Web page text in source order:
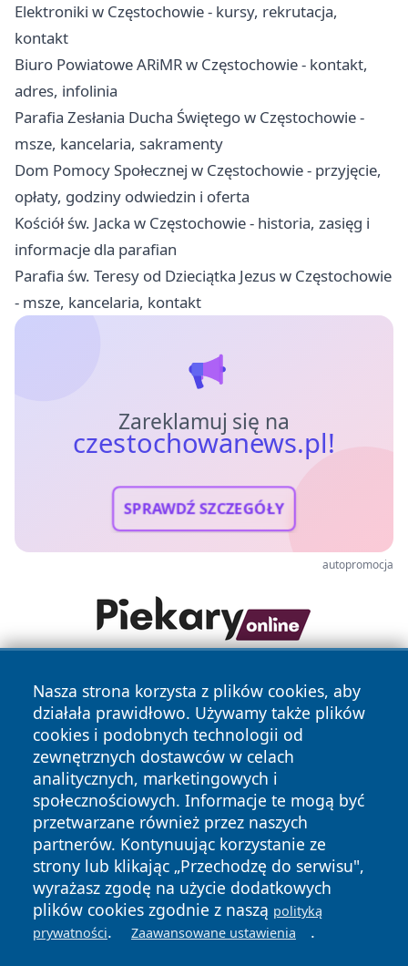
Elektroniki w Częstochowie - kursy, rekrutacja,
kontakt
Biuro Powiatowe ARiMR w Częstochowie - kontakt,
adres, infolinia
Parafia Zesłania Ducha Świętego w Częstochowie -
msze, kancelaria, sakramenty
Dom Pomocy Społecznej w Częstochowie - przyjęcie,
opłaty, godziny odwiedzin i oferta
Kościół św. Jacka w Częstochowie - historia, zasięg i
informacje dla parafian
Parafia św. Teresy od Dzieciątka Jezus w Częstochowie
- msze, kancelaria, kontakt
Zareklamuj się na
czestochowanews.pl!
SPRAWDŹ SZCZEGÓŁY
autopromocja
Nasza strona korzysta z plików cookies, aby
działała prawidłowo. Używamy także plików
cookies i podobnych technologii od
zewnętrznych dostawców w celach
analitycznych, marketingowych i
społecznościowych. Informacje te mogą być
przetwarzane również przez naszych
partnerów. Kontynuując korzystanie ze
strony lub klikając „Przechodzę do serwisu",
wyrażasz zgodę na użycie dodatkowych
plików cookies zgodnie z naszą polityką
prywatności. Zaawansowane ustawienia .
Copyright © 2026 czestochowanews.pl Wszystkie prawa
zastrzeżone.
News Autorzy
Polityka
Prywatności
Polityka
Cookies
cześć